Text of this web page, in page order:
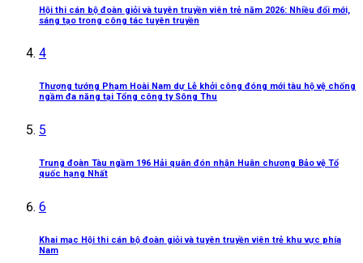
Hội thi cán bộ đoàn giỏi và tuyên truyền viên trẻ năm 2026: Nhiều đổi mới,
sáng tạo trong công tác tuyên truyền
4
Thượng tướng Phạm Hoài Nam dự Lễ khởi công đóng mới tàu hộ vệ chống
ngầm đa năng tại Tổng công ty Sông Thu
5
Trung đoàn Tàu ngầm 196 Hải quân đón nhận Huân chương Bảo vệ Tổ
quốc hạng Nhất
6
Khai mạc Hội thi cán bộ đoàn giỏi và tuyên truyền viên trẻ khu vực phía
Nam